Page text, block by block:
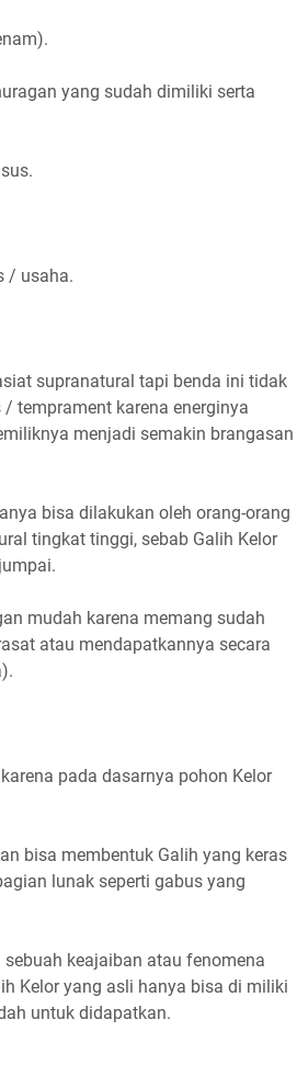
yang sudah dimiliki serta
/ usaha.
supranatural tapi benda ini tidak
temprament karena energinya
menjadi semakin brangasan
bisa dilakukan oleh orang-orang
tingkat tinggi, sebab Galih Kelor
mudah karena memang sudah
atau mendapatkannya secara
pada dasarnya pohon Kelor
bisa membentuk Galih yang keras
lunak seperti gabus yang
keajaiban atau fenomena
Kelor yang asli hanya bisa di miliki
untuk didapatkan.